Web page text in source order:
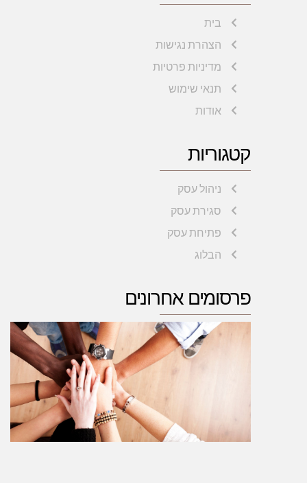
בית
הצהרת נגישות
מדיניות פרטיות
תנאי שימוש
אודות
קטגוריות
ניהול עסק
סגירת עסק
פתיחת עסק
הבלוג
פרסומים אחרונים